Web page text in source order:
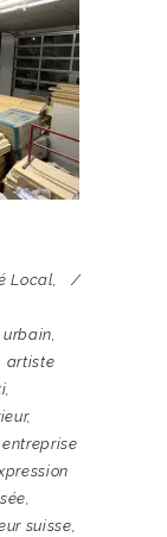
Local,
,
artiste
,
,
entreprise
,
suisse,